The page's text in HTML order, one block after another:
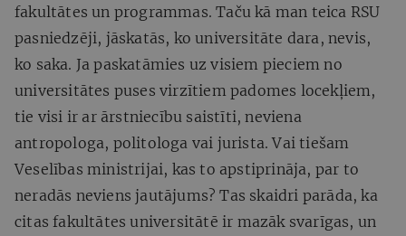
fakultātes un programmas. Taču kā man teica RSU
pasniedzēji, jāskatās, ko universitāte dara, nevis,
ko saka. Ja paskatāmies uz visiem pieciem no
universitātes puses virzītiem padomes locekļiem,
tie visi ir ar ārstniecību saistīti, neviena
antropologa, politologa vai jurista. Vai tiešam
Veselības ministrijai, kas to apstiprināja, par to
neradās neviens jautājums? Tas skaidri parāda, ka
citas fakultātes universitātē ir mazāk svarīgas, un